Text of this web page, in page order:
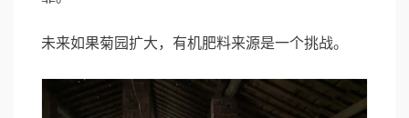
未来如果菊园扩大，有机肥料来源是一个挑战。